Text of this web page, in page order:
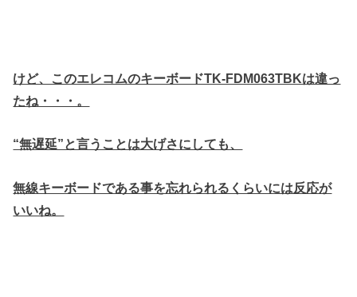
けど、このエレコムのキーボードTK-FDM063TBKは違っ
たね・・・。
“無遅延”と言うことは大げさにしても、
無線キーボードである事を忘れられるくらいには反応が
いいね。